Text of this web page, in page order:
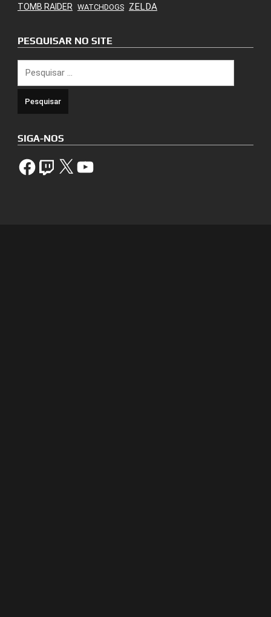
TOMB RAIDER WATCHDOGS ZELDA
PESQUISAR NO SITE
por:
SIGA-NOS
FacebookTwitch X YouTube